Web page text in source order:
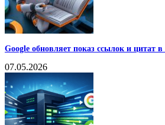
Google обновляет показ ссылок и цитат
07.05.2026